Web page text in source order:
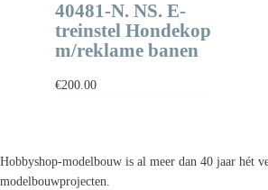
40481-N. NS. E-
treinstel Hondekop
m/reklame banen
€200.00
Hobbyshop-modelbouw is al meer dan 40 jaar hét
modelbouwprojecten.